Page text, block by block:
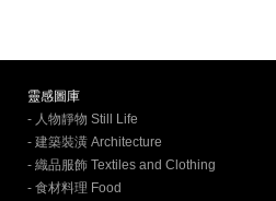
靈感圖庫
- 人物靜物 Still Life
- 建築裝潢 Architecture
- 織品服飾 Textiles and Clothing
- 食材料理 Food